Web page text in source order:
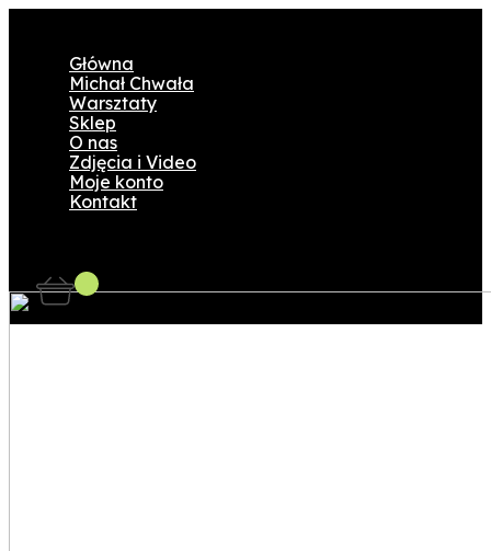
Główna
Michał Chwała
Warsztaty
Sklep
O nas
Zdjęcia i Video
Moje konto
Kontakt